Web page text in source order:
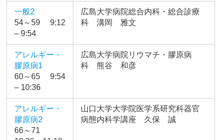
一般2
54～59 9:12
– 9:54
広島大学病院総合内科・総合診療
科 溝岡 雅文
アレルギー・
膠原病1
60～65 9:54
– 10:36
広島大学病院リウマチ・膠原病
科 熊谷 和彦
アレルギー・
膠原病2
66～71
山口大学大学院医学系研究科器官
病態内科学講座 久保 誠